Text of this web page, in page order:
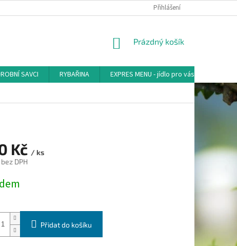
Přihlášení
NÁKUPNÍ
Prázdný košík
SAVCI RYBAŘINA EXPRES MENU - jídlo pro vás
Kč / ks
DPH
Přidat do košíku